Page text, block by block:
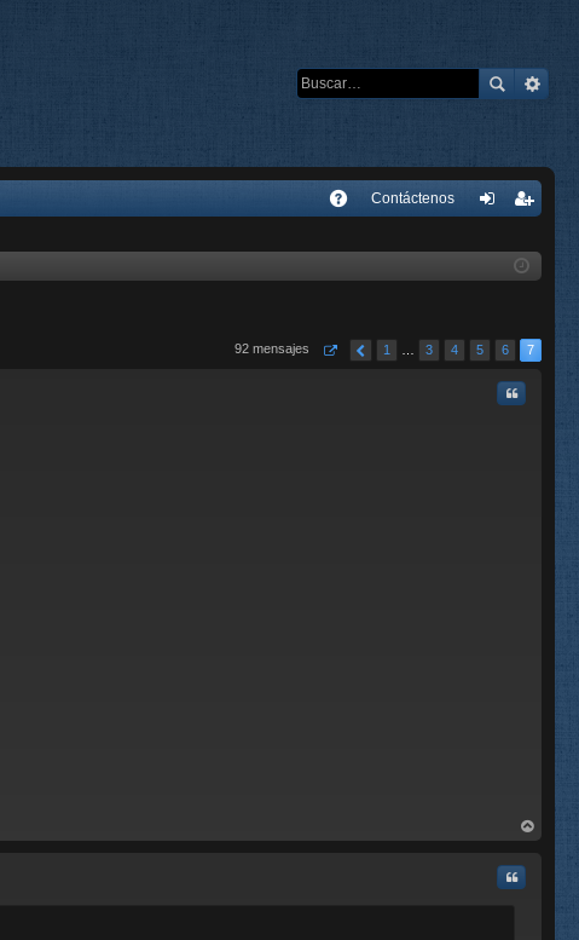
Contáctenos
ar
ist
rs
e
92 mensajes 1 3 4 5 6 7
Citar
rri
ba
Citar